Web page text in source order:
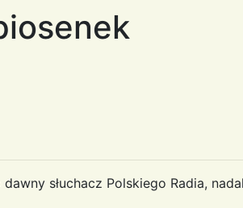
słuchacz Polskiego Radia,